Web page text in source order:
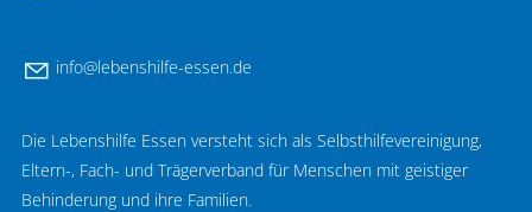
nf l b nsh lf - ss nd
Die Lebenshilfe Essen versteht sich als Selbsthilfevereinigung,
Eltern-, Fach- und Trägerverband für Menschen mit geistiger
Behinderung und ihre Familien.